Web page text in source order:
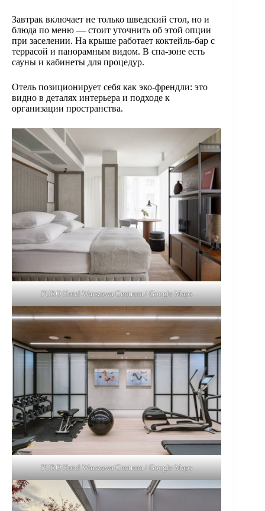
Завтрак включает не только шведский стол, но и
блюда по меню — стоит уточнить об этой опции
при заселении. На крыше работает коктейль-бар с
террасой и панорамным видом. В спа-зоне есть
сауны и кабинеты для процедур.
Отель позиционирует себя как эко-френдли: это
видно в деталях интерьера и подходе к
организации пространства.
PURO Hotel Warszawa Centrum / Google Maps
PURO Hotel Warszawa Centrum / Google Maps